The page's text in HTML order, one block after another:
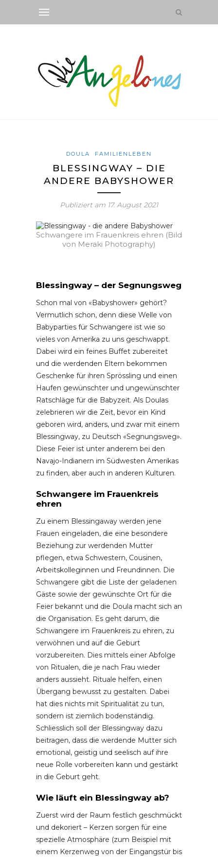
DOULA FAMILIENLEBEN
BLESSINGWAY – DIE
ANDERE BABYSHOWER
Publiziert am 17. August 2021
Schwangere im Frauenkreis ehren (Bild
von Meraki Photography)
Blessingway – der Segnungsweg
Schon mal von «Babyshower» gehört?
Vermutlich schon, denn diese Welle von
Babyparties für Schwangere ist wie so
vieles von Amerika zu uns geschwappt.
Dabei wird ein feines Buffet zubereitet
und die werdenden Eltern bekommen
Geschenke für ihren Sprössling und einen
Haufen gewünschter und ungewünschter
Ratschläge für die Babyzeit. Als Doulas
zelebrieren wir die Zeit, bevor ein Kind
geboren wird, anders, und zwar mit einem
Blessingway, zu Deutsch «Segnungsweg».
Diese Feier ist unter anderem bei den
Navajo-Indianern im Südwesten Amerikas
zu finden, aber auch in anderen Kulturen.
Schwangere im Frauenkreis
ehren
Zu einem Blessingaway werden jene
Frauen eingeladen, die eine besondere
Beziehung zur werdenden Mutter
pflegen, etwa Schwestern, Cousinen,
Arbeitskolleginnen und Freundinnen. Die
Schwangere gibt die Liste der geladenen
Gäste sowie der gewünschte Ort für die
Feier bekannt und die Doula macht sich an
die Organisation. Es geht darum, die
Schwangere im Frauenkreis zu ehren, zu
verwöhnen und auf die Geburt
vorzubereiten. Dies mittels einer Abfolge
von Ritualen, die je nach Frau wieder
anders aussieht. Rituale helfen, einen
Übergang bewusst zu gestalten. Dabei
hat dies nichts mit Spiritualität zu tun,
sondern ist ziemlich bodenständig.
Schliesslich soll der Blessingway dazu
beitragen, dass die werdende Mutter sich
emotional, geistig und seelisch auf ihre
neue Rolle vorbereiten kann und gestärkt
in die Geburt geht.
Wie läuft ein Blessingway ab?
Zuerst wird der Raum festlich geschmückt
und dekoriert – Kerzen sorgen für eine
spezielle Atmosphäre (zum Beispiel mit
einem Kerzenweg von der Eingangstür bis